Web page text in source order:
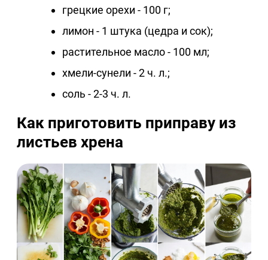
грецкие орехи - 100 г;
лимон - 1 штука (цедра и сок);
растительное масло - 100 мл;
хмели-сунели - 2 ч. л.;
соль - 2-3 ч. л.
Как приготовить приправу из
листьев хрена